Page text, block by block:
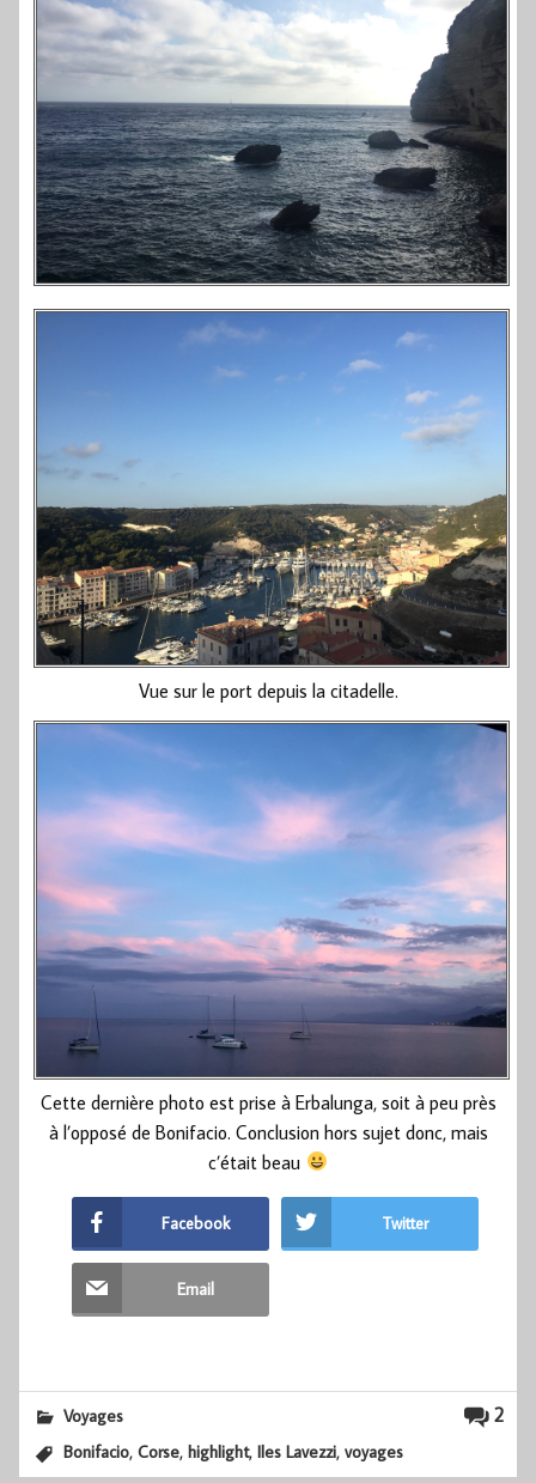
Vue sur le port depuis la citadelle.
Cette dernière photo est prise à Erbalunga, soit à peu près
à l’opposé de Bonifacio. Conclusion hors sujet donc, mais
c’était beau
Facebook Twitter
Email
2
Voyages
Bonifacio,Corse,highlight,Iles Lavezzi,voyages